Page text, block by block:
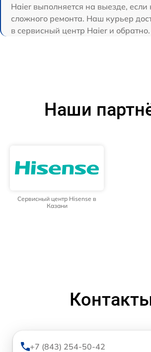
Haier выполняется на выезде, если
сложного ремонта. Наш курьер
в сервисный центр Haier и обратно.
Наши
Сервисный центр Hisense в
Казани
+7 (843) 254-50-42